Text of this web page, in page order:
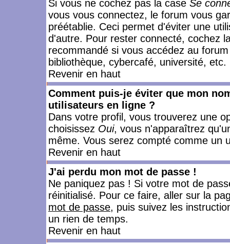
Si vous ne cochez pas la case Se
vous vous connectez, le forum vous
préétablie. Ceci permet d'éviter une
d'autre. Pour rester connecté, cochez
recommandé si vous accédez au
bibliothèque, cybercafé, université, etc.
Revenir en haut
Comment puis-je éviter que mon
utilisateurs en ligne ?
Dans votre profil, vous trouverez une
choisissez Oui, vous n'apparaîtrez
même. Vous serez compté comme un
Revenir en haut
J'ai perdu mon mot de passe !
Ne paniquez pas ! Si votre mot de
réinitialisé. Pour ce faire, aller sur la
mot de passe, puis suivez les
un rien de temps.
Revenir en haut